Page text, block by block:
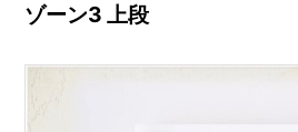
ゾーン3 上段